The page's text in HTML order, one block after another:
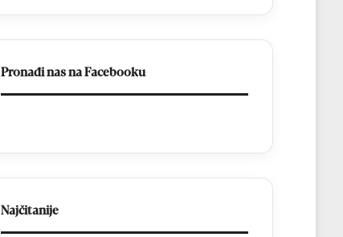
2026.
Pronađi nas na Facebooku
Najčitanije